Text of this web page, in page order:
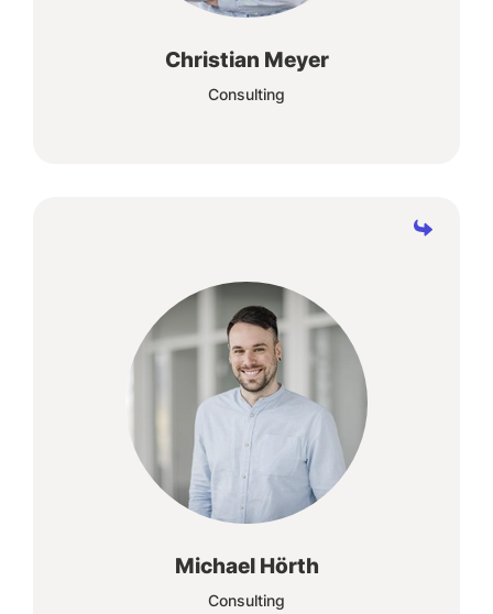
Christian Meyer
Consulting
Michael Hörth
Consulting
Produkte mit Weitblick und ein kompetentes
Team, von dem ich lernen und mit dem ich
wachsen kann, haben meine Entscheidung für
das Traineeprogramm der Columbus sehr